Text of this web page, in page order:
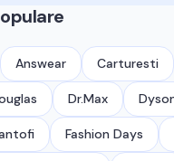
Answear Carturesti
Dr.Max
Fashion Days